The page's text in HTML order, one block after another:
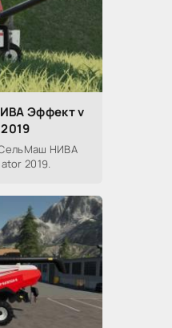
Эффект v
НИВА
2019.